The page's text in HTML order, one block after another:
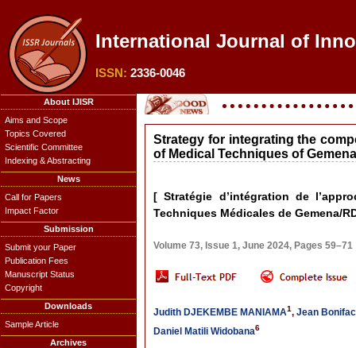
International Journal of
ISSN: 2336-0046
About IJISR
Aims and Scope
Topics Covered
Scientific Committee
Indexing & Abstracting
News
Call for Papers
Impact Factor
Submission
Submit your Paper
Publication Fees
Manuscript Status
Copyright
Downloads
Sample Article
Archives
Strategy for integrating the
of Medical Techniques of
[ Stratégie d’intégration de
Techniques Médicales de Gemena/
Volume 73, Issue 1, June 2024, Pages 59–71
Judith DJEKEMBE MANIAMA1,Jean
Daniel Matili Widobana6